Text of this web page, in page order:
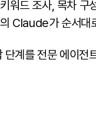
워드 조사, 목차
Claude가 순서대
계를 전문 에이전